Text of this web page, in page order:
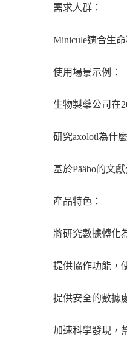
需求人群：
Minicule適合生
使用場景示例：
生物製藥公司在
研究axolotl為什
基於Pääbo的文
產品特色：
將研究數據轉化
提供協作功能，
提供安全的數據
加速科學發現，